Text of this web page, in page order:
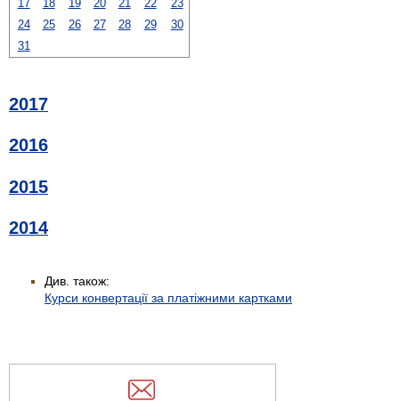
17 18 19 20 21 22
23
24
25 26 27 28 29
30
31
2017
2016
2015
2014
Див. також:
Курси конвертації за платіжними картками